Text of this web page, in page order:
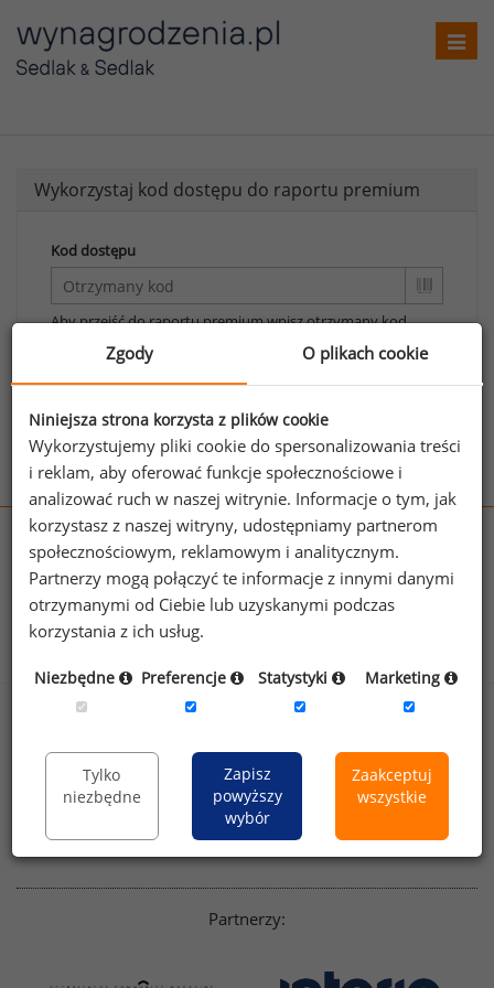
Wykorzystaj kod dostępu do raportu premium
Kod dostępu
Aby przejść do raportu premium wpisz otrzymany kod.
Wykorzystaj kod
Aby otrzymać darmowy kod dostępu weź udział
wOgólnopolskim Badaniu Wynagrodzeń.
wynagrodzenia.pl
sedlak.pl
kfw.sedlak.pl
rynekpracy.pl
raportyplacowe.pl
badaniaHR.pl
Dla mediów
Polityka
prywatności
Regulamin
English version
Linkedin
Partnerzy:
Zgody O plikach cookie
Niniejsza strona korzysta z plików cookie
Wykorzystujemy pliki cookie do spersonalizowania treści
i reklam, aby oferować funkcje społecznościowe i
analizować ruch w naszej witrynie. Informacje o tym, jak
korzystasz z naszej witryny, udostępniamy partnerom
społecznościowym, reklamowym i analitycznym.
Partnerzy mogą połączyć te informacje z innymi danymi
otrzymanymi od Ciebie lub uzyskanymi podczas
korzystania z ich usług.
Niezbędne Preferencje Statystyki Marketing
Tylko
niezbędne
Zapisz
powyższy
wybór
Zaakceptuj
wszystkie